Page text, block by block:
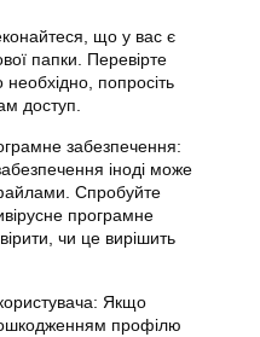
що у вас є
папки. Перевірте
необхідно, попросіть
доступ.
забезпечення:
іноді може
Спробуйте
програмне
чи це вирішить
Якщо
профілю